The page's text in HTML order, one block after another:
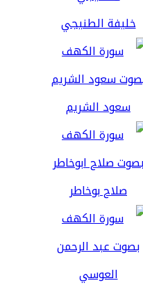
خليفة الطنيجي
سعود الشريم
صلاح بوخاطر